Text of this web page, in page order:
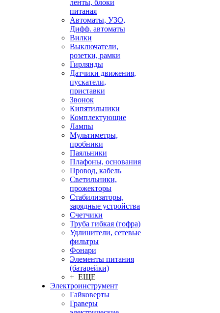
ленты, блоки
питаная
Автоматы, УЗО,
Дифф. автоматы
Вилки
Выключатели,
розетки, рамки
Гирлянды
Датчики движения,
пускатели,
приставки
Звонок
Кипятильники
Комплектующие
Лампы
Мультиметры,
пробники
Паяльники
Плафоны, основания
Провод, кабель
Светильники,
прожекторы
Стабилизаторы,
зарядные устройства
Счетчики
Труба гибкая (гофра)
Удлинители, сетевые
фильтры
Фонари
Элементы питания
(батарейки)
+ ЕЩЕ
Электроинструмент
Гайковерты
Граверы